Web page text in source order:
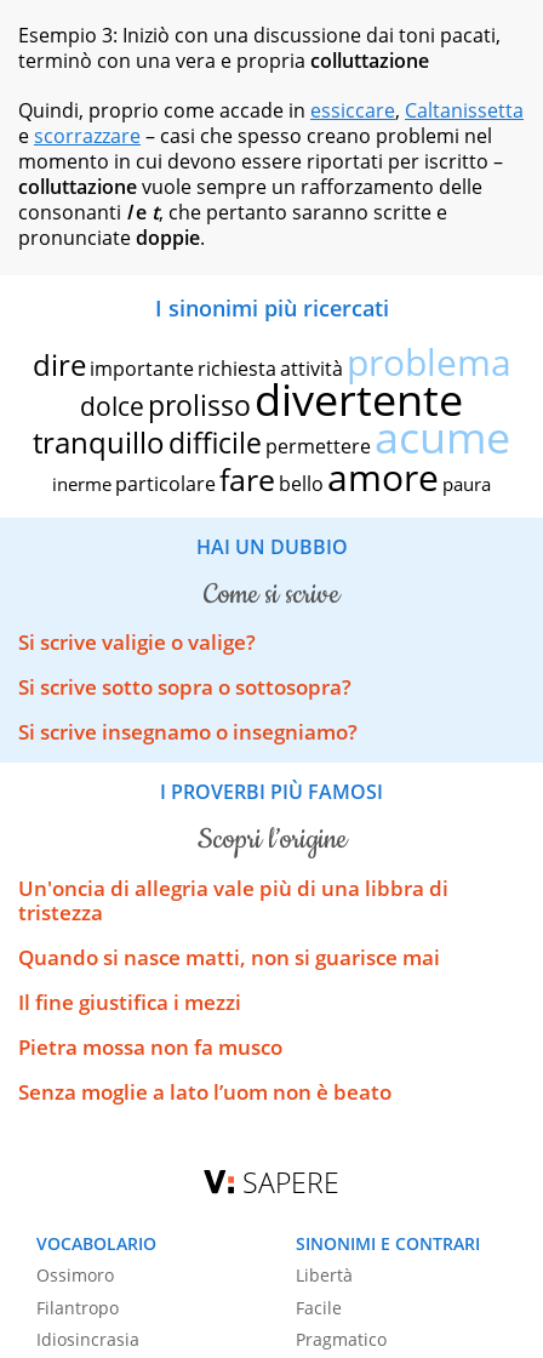
Esempio 3: Iniziò con una discussione dai toni pacati,
terminò con una vera e propria colluttazione
Quindi, proprio come accade in essiccare, Caltanissetta
escorrazzare– casi che spesso creano problemi nel
momento in cui devono essere riportati per iscritto –
colluttazionevuole sempre un rafforzamento delle
consonanti le t, che pertanto saranno scritte e
pronunciatedoppie.
I sinonimi più ricercati
dire importante richiestaattività problema
dolce prolissodivertente
tranquillodifficile permettereacume
inerme particolarefare bello amore paura
HAI UN DUBBIO
come si scrive
Si scrive valigie o valige?
Si scrive sotto sopra o sottosopra?
Si scrive insegnamo o insegniamo?
I PROVERBI PIÙ FAMOSI
scopri l’origine
Un'oncia di allegria vale più di una libbra di
tristezza
Quando si nasce matti, non si guarisce mai
Il fine giustifica i mezzi
Pietra mossa non fa musco
Senza moglie a lato l’uom non è beato
SAPERE
VOCABOLARIO
Ossimoro
Filantropo
Idiosincrasia
SINONIMI E CONTRARI
Libertà
Facile
Pragmatico